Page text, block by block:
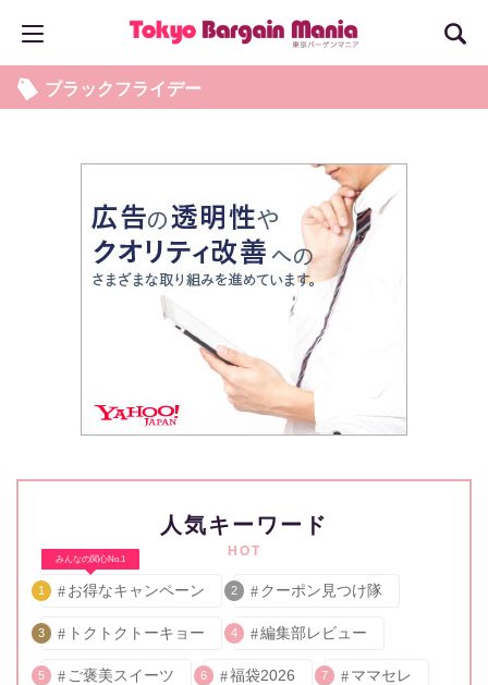
ブラックフライデー
人気キーワード
HOT
みんなの関心No.1
1 お得なキャンペーン 2 クーポン見つけ隊
3 トクトクトーキョー 4 編集部レビュー
5 ご褒美スイーツ 6 福袋2026 7 ママセレ